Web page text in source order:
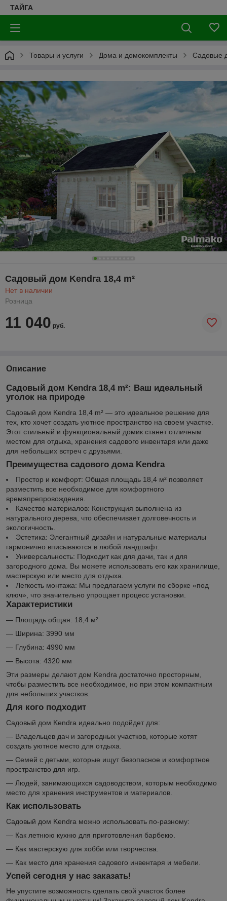
ТАЙГА
Товары и услуги Дома и домокомплекты Садовые
Садовый дом Kendra 18,4 m²
Нет в наличии
Розница
11 040 руб.
Описание
Садовый дом Kendra 18,4 m²: Ваш идеальный
уголок на природе
Садовый дом Kendra 18,4 m² — это идеальное решение для
тех, кто хочет создать уютное пространство на своем участке.
Этот стильный и функциональный домик станет отличным
местом для отдыха, хранения садового инвентаря или даже
для небольших встреч с друзьями.
Преимущества садового дома Kendra
Простор и комфорт: Общая площадь 18,4 м² позволяет
разместить все необходимое для комфортного
времяпрепровождения.
Качество материалов: Конструкция выполнена из
натурального дерева, что обеспечивает долговечность и
экологичность.
Эстетика: Элегантный дизайн и натуральные материалы
гармонично вписываются в любой ландшафт.
Универсальность: Подходит как для дачи, так и для
загородного дома. Вы можете использовать его как хранилище,
мастерскую или место для отдыха.
Легкость монтажа: Мы предлагаем услуги по сборке «под
ключ», что значительно упрощает процесс установки.
Характеристики
— Площадь общая: 18,4 м²
— Ширина: 3990 мм
— Глубина: 4990 мм
— Высота: 4320 мм
Эти размеры делают дом Kendra достаточно просторным,
чтобы разместить все необходимое, но при этом компактным
для небольших участков.
Для кого подходит
Садовый дом Kendra идеально подойдет для:
— Владельцев дач и загородных участков, которые хотят
создать уютное место для отдыха.
— Семей с детьми, которые ищут безопасное и комфортное
пространство для игр.
— Людей, занимающихся садоводством, которым необходимо
место для хранения инструментов и материалов.
Как использовать
Садовый дом Kendra можно использовать по-разному:
— Как летнюю кухню для приготовления барбекю.
— Как мастерскую для хобби или творчества.
— Как место для хранения садового инвентаря и мебели.
Успей сегодня у нас заказать!
Не упустите возможность сделать свой участок более